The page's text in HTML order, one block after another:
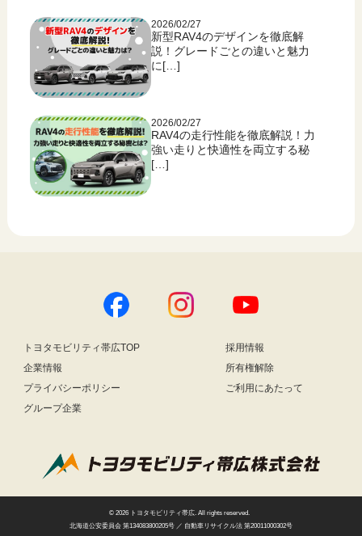
2026/02/27
新型RAV4のデザインを徹底解
説！グレードごとの違いと魅力
に[…]
2026/02/27
RAV4の走行性能を徹底解説！力
強い走りと快適性を両立する秘
[…]
トヨタモビリティ帯広TOP
採用情報
企業情報
所有権解除
プライバシーポリシー
ご利用にあたって
グループ企業
© 2026 トヨタモビリティ帯広. All rights reserved.
北海道公安委員会 第134083800205号 ／ 自動車リサイクル法 第20011000302号